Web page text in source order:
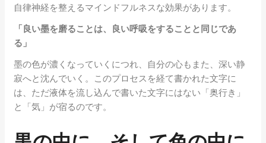
自律神経を整えるマインドフルネスな効果があります。
「良い墨を磨ることは、良い呼吸をすることと同じであ
る」
墨の色が濃くなっていくにつれ、自分の心もまた、深い静
寂へと沈んでいく。このプロセスを経て書かれた文字に
は、ただ液体を流し込んで書いた文字にはない「奥行き」
と「気」が宿るのです。